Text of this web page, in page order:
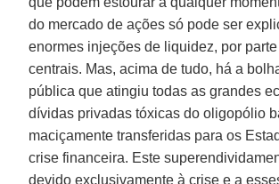
do mercado de ações só pode ser
enormes injeções de liquidez, por
centrais. Mas, acima de tudo, há a
pública que atingiu todas as grandes
dívidas privadas tóxicas do oligopólio
maciçamente transferidas para os
crise financeira. Este
devido exclusivamente à crise e a